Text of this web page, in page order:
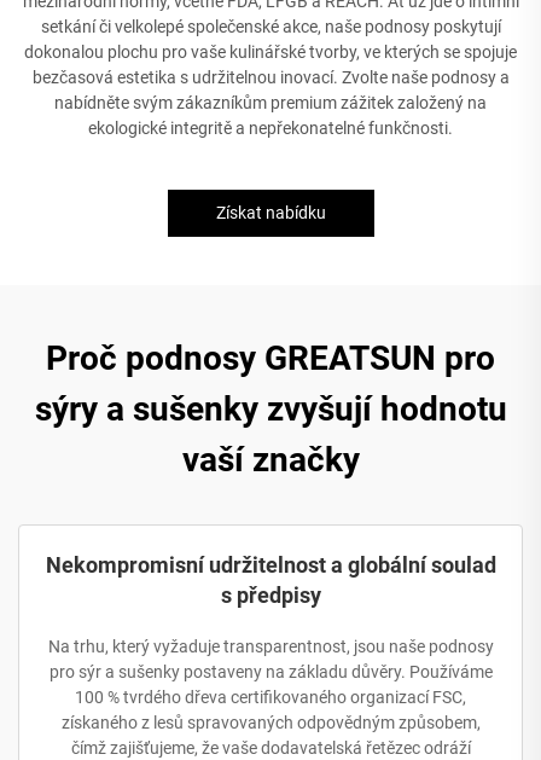
setkání či velkolepé společenské akce, naše podnosy poskytují
dokonalou plochu pro vaše kulinářské tvorby, ve kterých se spojuje
bezčasová estetika s udržitelnou inovací. Zvolte naše podnosy a
nabídněte svým zákazníkům premium zážitek založený na
ekologické integritě a nepřekonatelné funkčnosti.
Získat nabídku
Proč podnosy GREATSUN pro
sýry a sušenky zvyšují hodnotu
vaší značky
Nekompromisní udržitelnost a globální soulad
s předpisy
Na trhu, který vyžaduje transparentnost, jsou naše podnosy
pro sýr a sušenky postaveny na základu důvěry. Používáme
100 % tvrdého dřeva certifikovaného organizací FSC,
získaného z lesů spravovaných odpovědným způsobem,
čímž zajišťujeme, že vaše dodavatelská řetězec odráží